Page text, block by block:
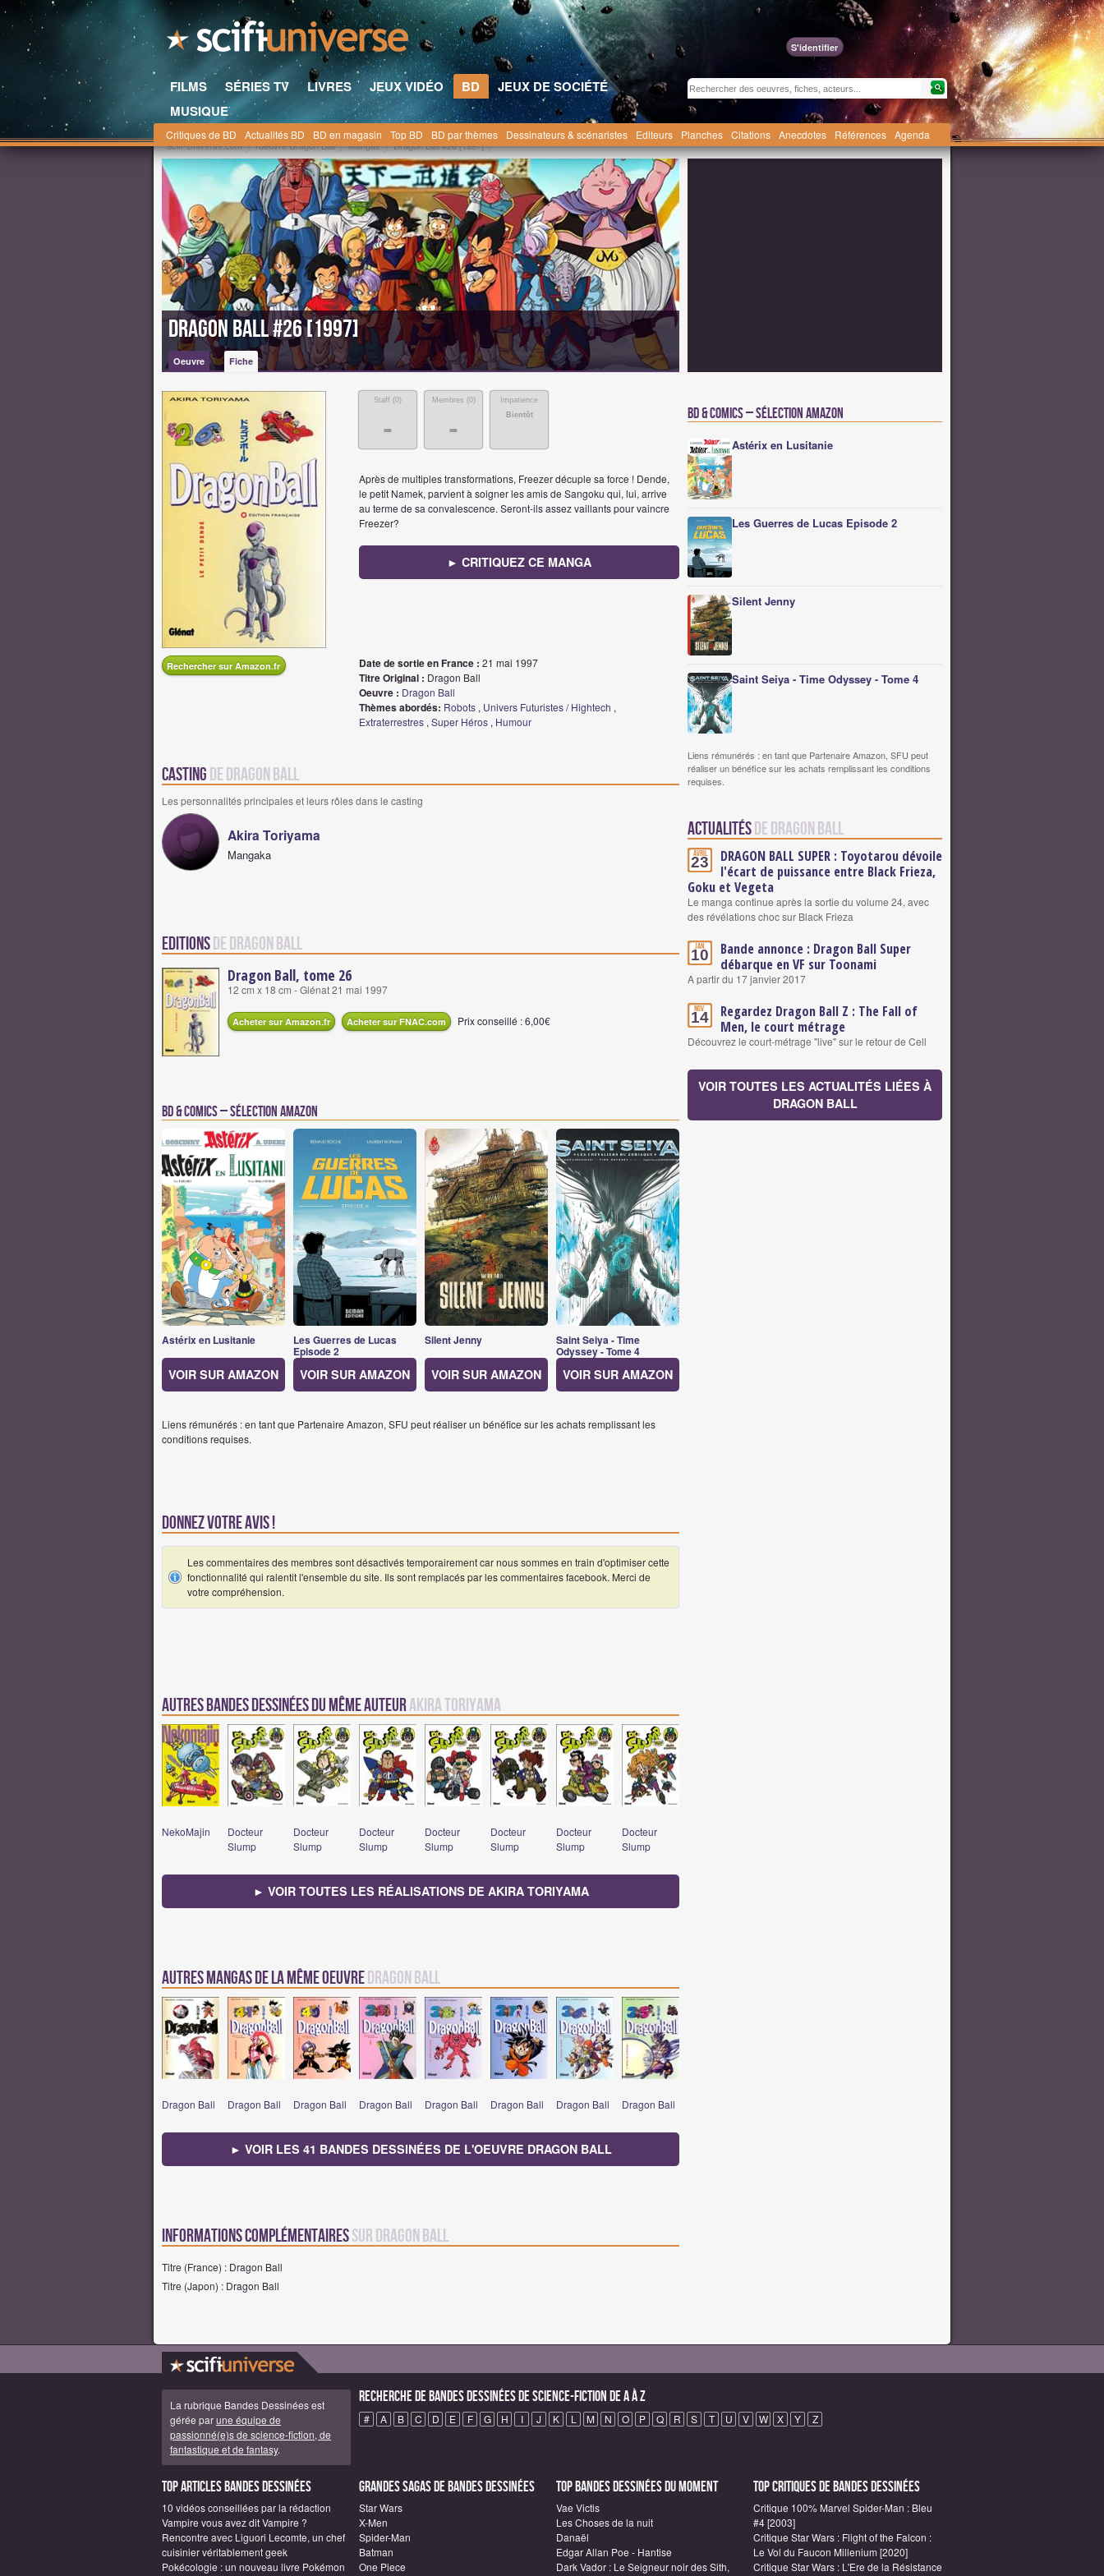
S'identifier
FILMS SÉRIES TV LIVRES JEUX VIDÉO BD
JEUX DE SOCIÉTÉ
MUSIQUE
Critiques de BD Actualités BD BD en magasin Top BD BD par thèmes Dessinateurs & scénaristes Editeurs Planches Citations Anecdotes Références Agenda
Scifi-Universe.com l'oeuvre Dragon Ball Mangas Dragon Ball #26 [1997]
Dragon Ball #26 [1997]
Oeuvre Fiche
Staff (0)
-
Membres (0)
-
Impatience
Bientôt
Après de multiples transformations, Freezer décuple sa force ! Dende,
le petit Namek, parvient à soigner les amis de Sangoku qui, lui, arrive
au terme de sa convalescence. Seront-ils assez vaillants pour vaincre
Freezer?
► CRITIQUEZ CE MANGA
Rechercher sur Amazon.fr Date de sortie en France : 21 mai 1997
Titre Original : Dragon Ball
Oeuvre : Dragon Ball
Thèmes abordés: Robots , Univers Futuristes / Hightech ,
Extraterrestres , Super Héros , Humour
Casting de Dragon Ball
Les personnalités principales et leurs rôles dans le casting
Akira Toriyama
Mangaka
Editionsde Dragon Ball
Dragon Ball, tome 26
12 cm x 18 cm - Glénat 21 mai 1997
Acheter sur Amazon.fr Acheter sur FNAC.com Prix conseillé : 6,00€
BD & Comics – Sélection Amazon
Astérix en Lusitanie
VOIR SUR AMAZON
Les Guerres de Lucas
Episode 2
VOIR SUR AMAZON
Silent Jenny
VOIR SUR AMAZON
Saint Seiya - Time
Odyssey - Tome 4
VOIR SUR AMAZON
Liens rémunérés : en tant que Partenaire Amazon, SFU peut réaliser un bénéfice sur les achats remplissant les
conditions requises.
Donnez votre avis !
Les commentaires des membres sont désactivés temporairement car nous sommes en train d'optimiser cette
fonctionnalité qui ralentit l'ensemble du site. Ils sont remplacés par les commentaires facebook. Merci de
votre compréhension.
Autres Bandes Dessinées du même auteurAkira Toriyama
NekoMajin
Docteur
Slump
Docteur
Slump
Docteur
Slump
Docteur
Slump
Docteur
Slump
Docteur
Slump
Docteur
Slump
► VOIR TOUTES LES RÉALISATIONS DE AKIRA TORIYAMA
Autres mangas de la même oeuvre Dragon Ball
Dragon Ball Dragon Ball Dragon Ball Dragon Ball Dragon Ball Dragon Ball Dragon Ball Dragon Ball
► VOIR LES 41 BANDES DESSINÉES DE L'OEUVRE DRAGON BALL
Informations complémentairessur Dragon Ball
Titre (France) : Dragon Ball
Titre (Japon) : Dragon Ball
BD & Comics – Sélection Amazon
Astérix en Lusitanie
Les Guerres de Lucas Episode 2
Silent Jenny
Saint Seiya - Time Odyssey - Tome 4
Liens rémunérés : en tant que Partenaire Amazon, SFU peut
réaliser un bénéfice sur les achats remplissant les conditions
requises.
Actualitésde Dragon Ball
Avril
23
DRAGON BALL SUPER : Toyotarou dévoile
l'écart de puissance entre Black Frieza,
Goku et Vegeta
Le manga continue après la sortie du volume 24, avec
des révélations choc sur Black Frieza
Jan.
10
Bande annonce : Dragon Ball Super
débarque en VF sur Toonami
A partir du 17 janvier 2017
Nov.
14
Regardez Dragon Ball Z : The Fall of
Men, le court métrage
Découvrez le court-métrage "live" sur le retour de Cell
VOIR TOUTES LES ACTUALITÉS LIÉES À
DRAGON BALL
La rubrique Bandes Dessinées est
gérée parune équipe de
passionné(e)s de science-fiction, de
fantastique et de fantasy.
Recherche de Bandes Dessinées de science-fiction de A à Z
# A B C D E F G H I J K L M N O P Q R S T U V W X Y Z
Top articles Bandes Dessinées
10 vidéos conseillées par la rédaction
Vampire vous avez dit Vampire ?
Rencontre avec Liguori Lecomte, un chef
cuisinier véritablement geek
Pokécologie : un nouveau livre Pokémon
Grandes sagas de Bandes Dessinées
Star Wars
X-Men
Spider-Man
Batman
One Piece
Top Bandes Dessinées du moment
Vae Victis
Les Choses de la nuit
Danaël
Edgar Allan Poe - Hantise
Dark Vador : Le Seigneur noir des Sith,
Top critiques de Bandes Dessinées
Critique 100% Marvel Spider-Man : Bleu
#4 [2003]
Critique Star Wars : Flight of the Falcon :
Le Vol du Faucon Millenium [2020]
Critique Star Wars : L'Ere de la Résistance